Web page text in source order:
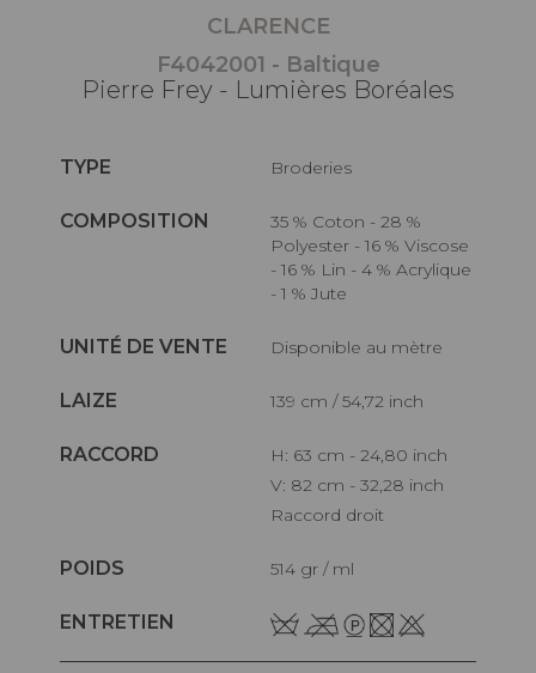
CLARENCE
F4042001 - Baltique
Pierre Frey - Lumières Boréales
TYPE Broderies
COMPOSITION
35 % Coton - 28 %
Polyester - 16 % Viscose
- 16 % Lin - 4 % Acrylique
- 1 % Jute
UNITÉ DE VENTE Disponible au mètre
LAIZE 139 cm / 54,72 inch
RACCORD
H: 63 cm - 24,80 inch
V: 82 cm - 32,28 inch
Raccord droit
POIDS 514 gr / ml
ENTRETIEN